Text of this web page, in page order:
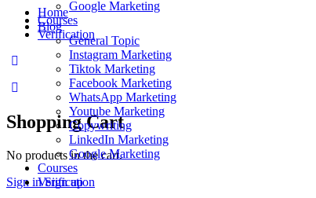
Google Marketing
Courses
Verification
Shopping Cart
No products in the cart.
Sign in Sign up
Home
Blog
General Topic
Instagram Marketing
Tiktok Marketing
Facebook Marketing
WhatsApp Marketing
Youtube Marketing
Copywriting
LinkedIn Marketing
Google Marketing
Courses
Verification